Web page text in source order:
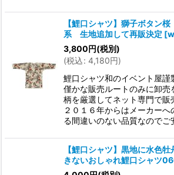
【鯉口シャツ】獅子ボタン
系 生地追加して再販決定 [
3,800円(税別)
(税込: 4,180円)
鯉口シャツ和のイベント屋謹
僅かな販売ルートのみに卸売
柄を厳選してネット専門で販
２０１６年からはメーカー
る間違いのない品質なので
【鯉口シャツ】黒地に水色
きないおしゃれ鯉口シャツ